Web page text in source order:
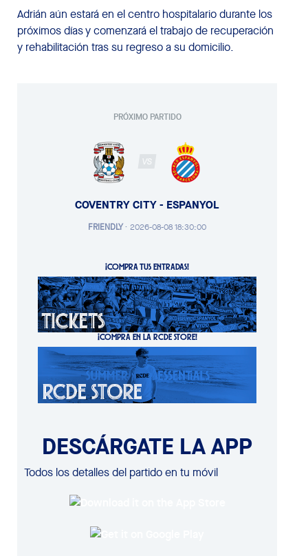
Adrián aún estará en el centro hospitalario durante los
próximos días y comenzará el trabajo de recuperación
y rehabilitación tras su regreso a su domicilio.
PRÓXIMO PARTIDO
VS
COVENTRY CITY - ESPANYOL
FRIENDLY· 2026-08-08 18:30:00
¡COMPRA TUS ENTRADAS!
¡COMPRA EN LA RCDE STORE!
DESCÁRGATE LA APP
Todos los detalles del partido en tu móvil